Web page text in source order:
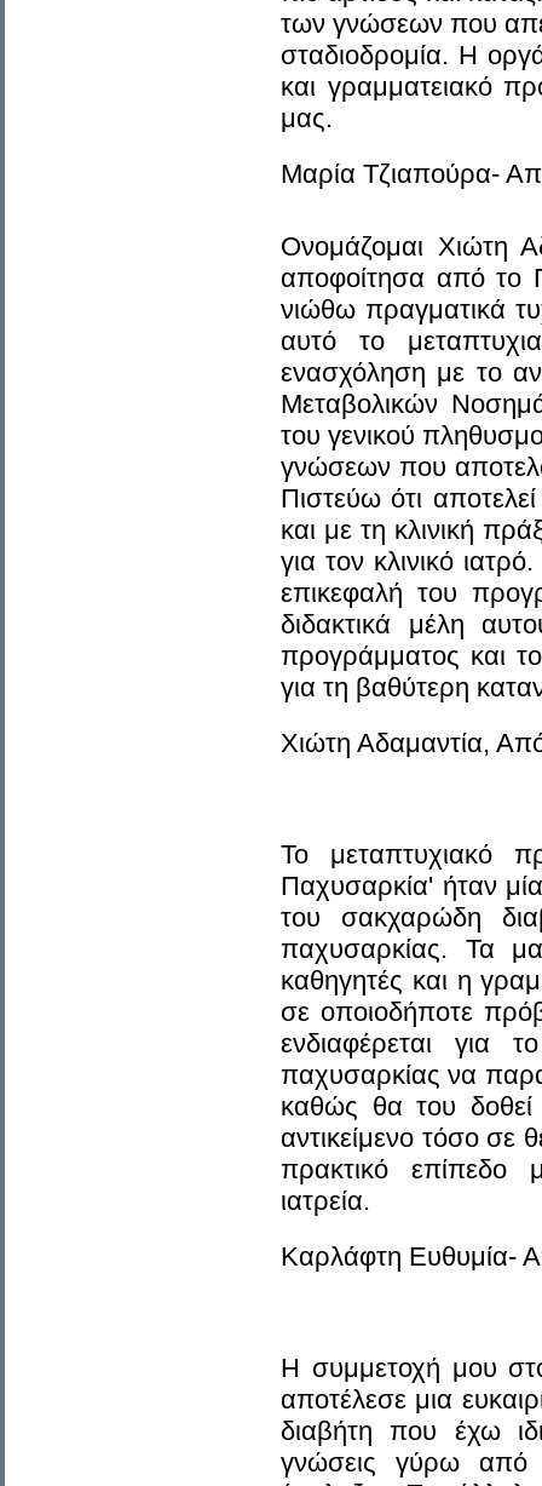
των γνώσεων που
σταδιοδρομία. Η
και γραμματειακό
μας.
Μαρία Τζιαπούρα-
Ονομάζομαι Χιώτη
αποφοίτησα από το
νιώθω πραγματικά
αυτό το
ενασχόληση με το
Μεταβολικών
του γενικού
γνώσεων που
Πιστεύω ότι
και με τη κλινική
για τον κλινικό
επικεφαλή του
διδακτικά μέλη
προγράμματος και
για τη βαθύτερη
Χιώτη Αδαμαντία,
Το μεταπτυχιακό
Παχυσαρκία' ήταν
του σακχαρώδη
παχυσαρκίας. Τα
καθηγητές και η
σε οποιοδήποτε
ενδιαφέρεται για
παχυσαρκίας να
καθώς θα του
αντικείμενο τόσο
πρακτικό επίπεδο
ιατρεία.
Καρλάφτη Ευθυμία-
Η συμμετοχή μου
αποτέλεσε μια
διαβήτη που έχω
γνώσεις γύρω από